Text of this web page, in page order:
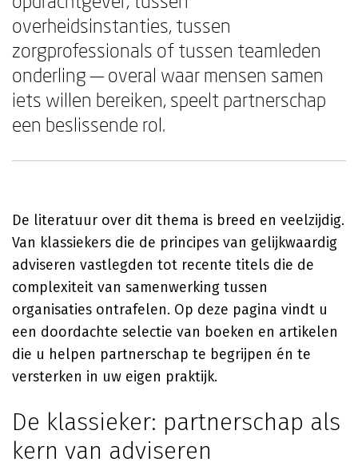
overheidsinstanties, tussen
zorgprofessionals of tussen teamleden
onderling — overal waar mensen samen
iets willen bereiken, speelt partnerschap
een beslissende rol.
De literatuur over dit thema is breed en veelzijdig.
Van klassiekers die de principes van gelijkwaardig
adviseren vastlegden tot recente titels die de
complexiteit van samenwerking tussen
organisaties ontrafelen. Op deze pagina vindt u
een doordachte selectie van boeken en artikelen
die u helpen partnerschap te begrijpen én te
versterken in uw eigen praktijk.
De klassieker: partnerschap als
kern van adviseren